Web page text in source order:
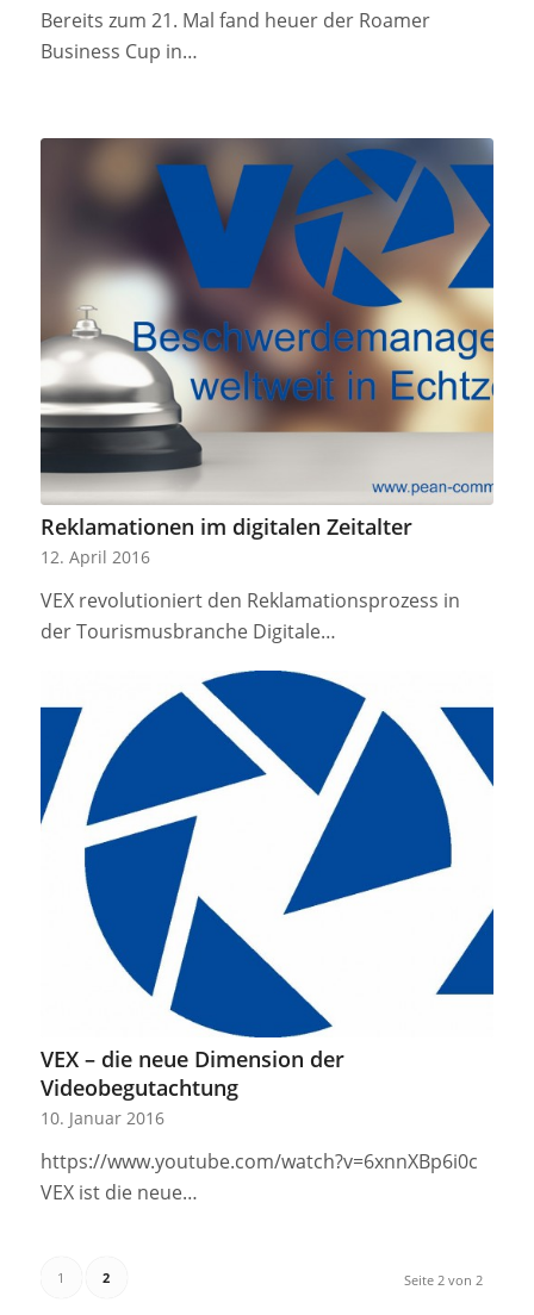
Bereits zum 21. Mal fand heuer der Roamer
Business Cup in…
Reklamationen im digitalen Zeitalter
12. April 2016
VEX revolutioniert den Reklamationsprozess in
der Tourismusbranche Digitale…
VEX – die neue Dimension der
Videobegutachtung
10. Januar 2016
https://www.youtube.com/watch?v=6xnnXBp6i0c
VEX ist die neue…
Seite 2 von 2
1 2